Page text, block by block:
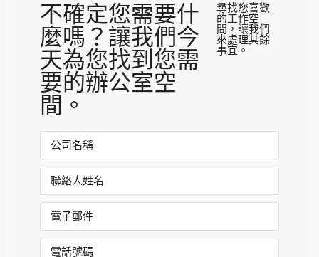
不確定您需要什
麼嗎？讓我們今
天為您找到您需
要的辦公室空
間。
尋找您喜歡
的工作空
間，讓我們
來處理其餘
事宜。